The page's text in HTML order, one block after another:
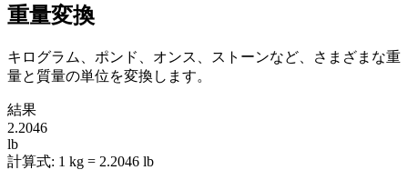
重量変換
キログラム、ポンド、オンス、ストーンなど、さまざまな重
量と質量の単位を変換します。
結果
2.2046
lb
計算式: 1 kg = 2.2046 lb